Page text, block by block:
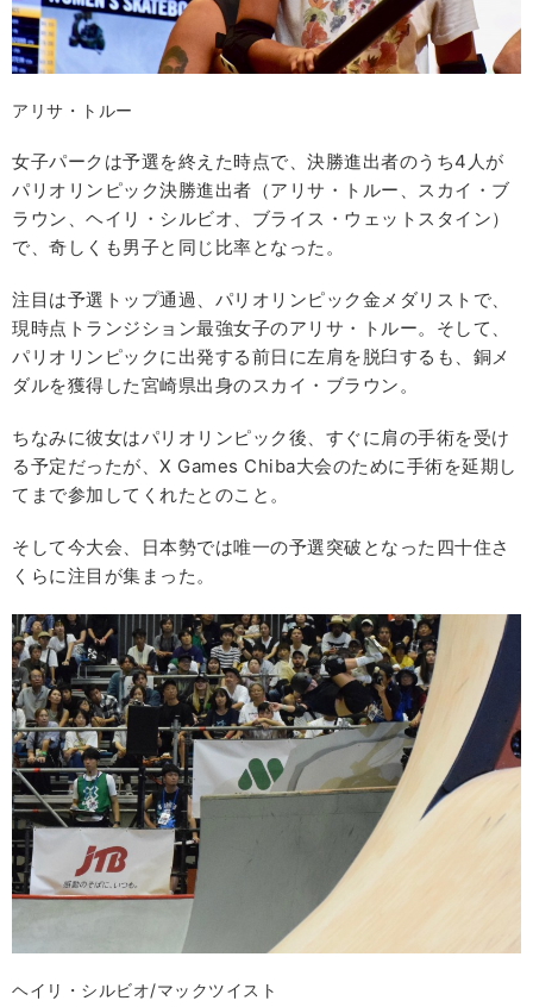
アリサ・トルー
女子パークは予選を終えた時点で、決勝進出者のうち4人が
パリオリンピック決勝進出者（アリサ・トルー、スカイ・ブ
ラウン、ヘイリ・シルビオ、ブライス・ウェットスタイン）
で、奇しくも男子と同じ比率となった。
注目は予選トップ通過、パリオリンピック金メダリストで、
現時点トランジション最強女子のアリサ・トルー。そして、
パリオリンピックに出発する前日に左肩を脱臼するも、銅メ
ダルを獲得した宮崎県出身のスカイ・ブラウン。
ちなみに彼女はパリオリンピック後、すぐに肩の手術を受け
る予定だったが、X Games Chiba大会のために手術を延期し
てまで参加してくれたとのこと。
そして今大会、日本勢では唯一の予選突破となった四十住さ
くらに注目が集まった。
ヘイリ・シルビオ/マックツイスト